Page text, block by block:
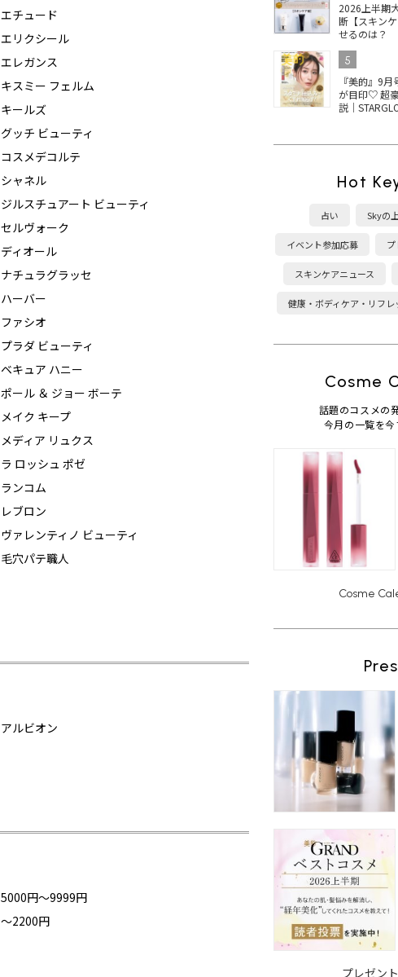
エチュード
エリクシール
エレガンス
キスミー フェルム
キールズ
グッチ ビューティ
コスメデコルテ
シャネル
ジルスチュアート ビューティ
セルヴォーク
ディオール
ナチュラグラッセ
ハーバー
ファシオ
プラダ ビューティ
ベキュア ハニー
ポール ＆ ジョー ボーテ
メイク キープ
メディア リュクス
ラ ロッシュ ポゼ
ランコム
レブロン
ヴァレンティノ ビューティ
毛穴パテ職人
アルビオン
5000円～9999円
～2200円
2026上半期
断【スキン
せるのは？
5
『美的』9
が目印♡ 超
説｜
Hot
占い Skyの
イベント参加応募
スキンケアニュース
健康・ボディケア・リフレ
Cosme
話題のコスメの
今月の一覧を今
Cosme
プレゼン